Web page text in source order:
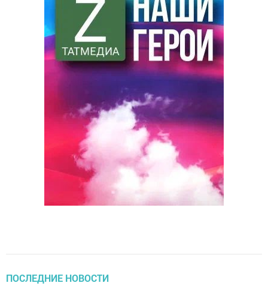
ПОСЛЕДНИЕ НОВОСТИ